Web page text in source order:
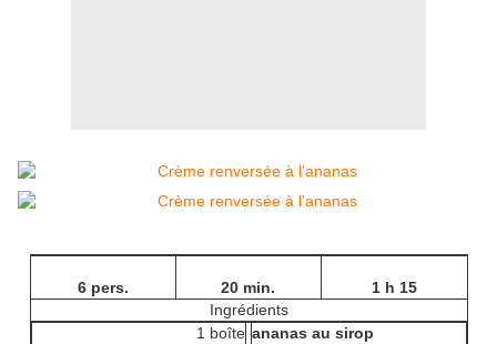
6 pers. 20 min.
1 h 15
Ingrédients
1 boîte ananas au sirop